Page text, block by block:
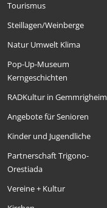
Tourismus
Steillagen/Weinberge
Natur Umwelt Klima
Pop-Up-Museum
Kerngeschichten
RADKultur in Gemmrigheim
Angebote für Senioren
Kinder und Jugendliche
Partnerschaft Trigono-
Orestiada
Vereine + Kultur